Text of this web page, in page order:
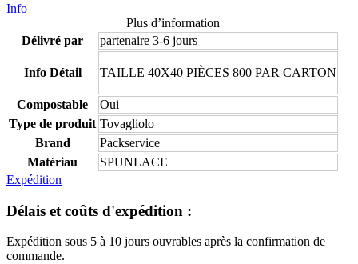
Info
Plus d’information
Délivré par
partenaire 3-6 jours
Info Détail TAILLE 40X40 PIÈCES 800 PAR CARTON
Compostable
Oui
Type de produit Tovagliolo
Brand
Packservice
Matériau
SPUNLACE
Expédition
Délais et coûts d'expédition :
Expédition sous 5 à 10 jours ouvrables après la confirmation de
commande.